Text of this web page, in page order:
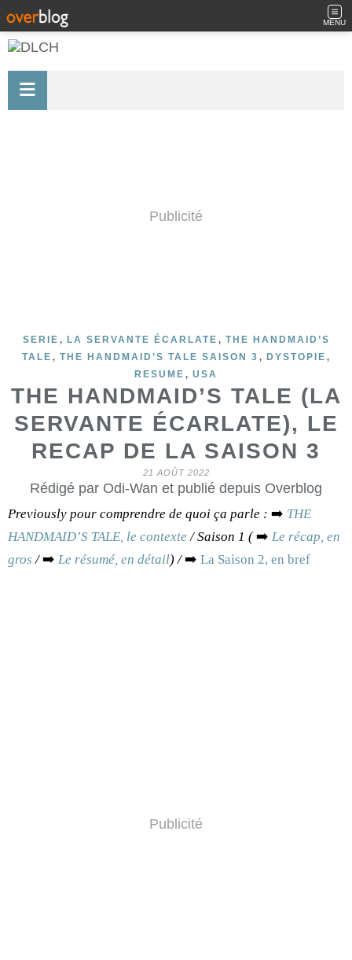
MENU
Publicité
SERIE , LA SERVANTE ÉCARLATE , THE HANDMAID’S
TALE , THE HANDMAID’S TALE SAISON 3 , DYSTOPIE ,
RESUME , USA
THE HANDMAID’S TALE (LA
SERVANTE ÉCARLATE), LE
RECAP DE LA SAISON 3
21 AOÛT 2022
Rédigé par Odi-Wan et publié depuis Overblog
Previously pour comprendre de quoi ça parle : ➡️ THE
HANDMAID’S TALE, le contexte / Saison 1 ( ➡️ Le récap, en
gros / ➡️ Le résumé, en détail) / ➡️ La Saison 2, en bref
Publicité